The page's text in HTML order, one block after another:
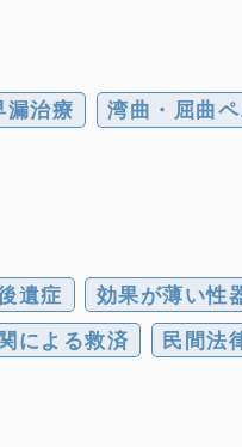
漏治療 湾曲・屈曲
遺症
効果が薄い性
による救済 民間法